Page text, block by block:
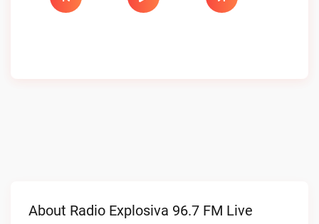
About Radio Explosiva 96.7 FM Live